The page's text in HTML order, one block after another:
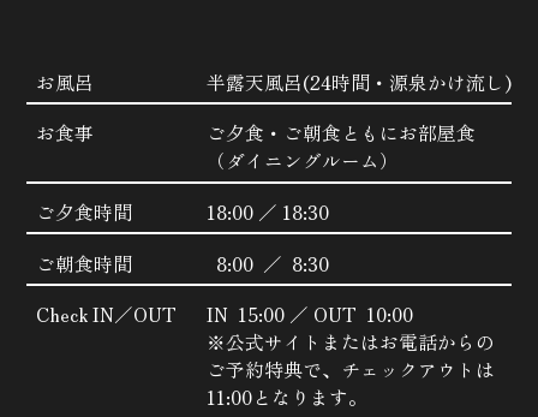
お風呂
半露天風呂(24時間・源泉かけ流し)
お食事
ご夕食・ご朝食ともにお部屋食
（ダイニングルーム）
ご夕食時間
18:00 ／ 18:30
ご朝食時間
8:00 ／ 8:30
Check IN／OUT
IN 15:00 ／ OUT 10:00
※公式サイトまたはお電話からの
ご予約特典で、チェックアウトは
11:00となります。